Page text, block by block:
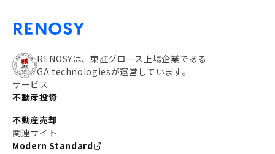
RENOSYは、東証グロース上場企業である
GA technologiesが運営しています。
サービス
不動産投資
不動産売却
関連サイト
Modern Standard